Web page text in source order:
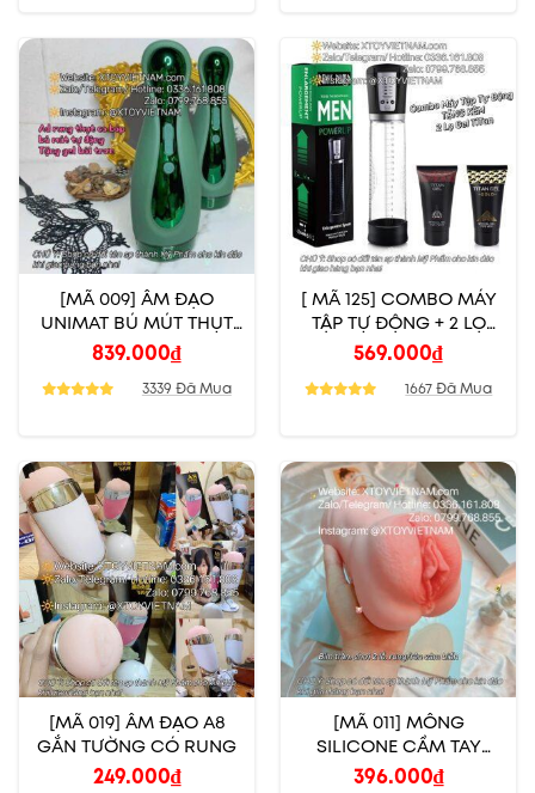
[MÃ 009] ÂM ĐẠO
UNIMAT BÚ MÚT THỤT
TỰ ĐỘNG
839.000₫
3339 Đã Mua
[ MÃ 125] COMBO MÁY
TẬP TỰ ĐỘNG + 2 LỌ
TITAN GOLD
569.000₫
1667 Đã Mua
[MÃ 019] ÂM ĐẠO A8
GẮN TƯỜNG CÓ RUNG
249.000₫
[MÃ 011] MÔNG
SILICONE CẦM TAY
CHƠI 2 LỖ
396.000₫